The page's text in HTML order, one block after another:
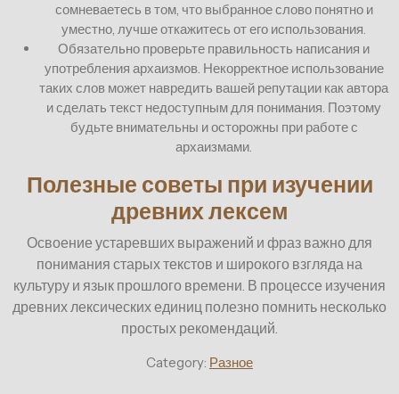
сомневаетесь в том, что выбранное слово понятно и
уместно, лучше откажитесь от его использования.
Обязательно проверьте правильность написания и
употребления архаизмов. Некорректное использование
таких слов может навредить вашей репутации как автора
и сделать текст недоступным для понимания. Поэтому
будьте внимательны и осторожны при работе с
архаизмами.
Полезные советы при изучении
древних лексем
Освоение устаревших выражений и фраз важно для
понимания старых текстов и широкого взгляда на
культуру и язык прошлого времени. В процессе изучения
древних лексических единиц полезно помнить несколько
простых рекомендаций.
Category: Разное